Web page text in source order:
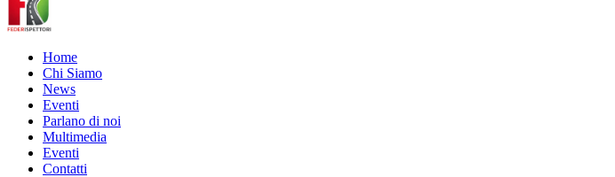
Home
Chi Siamo
News
Eventi
Parlano di noi
Multimedia
Eventi
Contatti